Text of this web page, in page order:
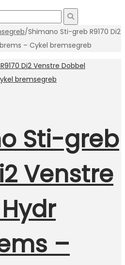
/Shimano Sti-greb R9170 Di2
– Cykel bremsegreb
Sti-greb
Venstre
–